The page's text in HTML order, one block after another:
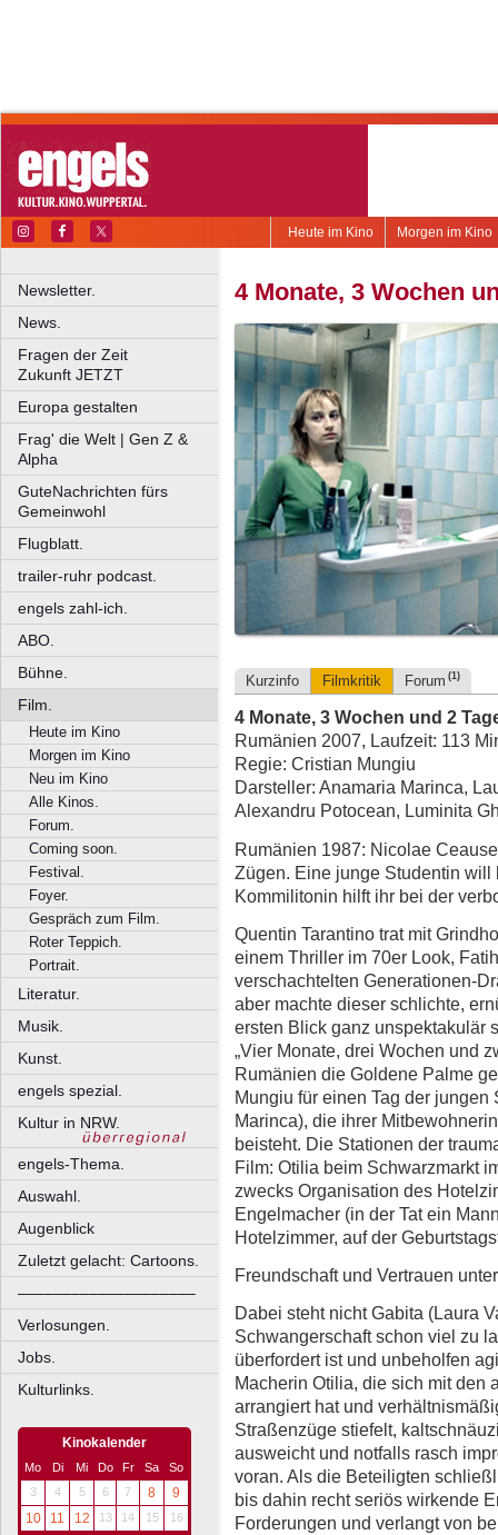
Morgen im Kino
Heute im Kino
Newsletter.
News.
Fragen der Zeit
Zukunft JETZT
Europa gestalten
Frag' die Welt | Gen Z &
Alpha
GuteNachrichten fürs
Gemeinwohl
Flugblatt.
trailer-ruhr podcast.
engels zahl-ich.
ABO.
Bühne.
Film.
Heute im Kino
Morgen im Kino
Neu im Kino
Alle Kinos.
Forum.
Coming soon.
Festival.
Foyer.
Gespräch zum Film.
Roter Teppich.
Portrait.
Literatur.
Musik.
Kunst.
engels spezial.
Kultur in NRW.
engels-Thema.
Auswahl.
Augenblick
Zuletzt gelacht: Cartoons.
––––––––––––––––––––
Verlosungen.
Jobs.
Kulturlinks.
Kinokalender
Mo Di Mi Do Fr Sa
So
3
4 5 6 7 8
9
10
11 12 13 14 15 16
4 Monate, 3 Wochen
Kurzinfo Filmkritik Forum (1)
4 Monate, 3 Wochen und 2
Rumänien 2007, Laufzeit: 113
Regie: Cristian Mungiu
Darsteller: Anamaria Marinca,
Alexandru Potocean, Luminita
Rumänien 1987: Nicolae
Zügen. Eine junge Studentin
Kommilitonin hilft ihr bei der
Quentin Tarantino trat mit
einem Thriller im 70er Look,
verschachtelten Generationen-
aber machte dieser schlichte,
ersten Blick ganz unspektakulär
„Vier Monate, drei Wochen und
Rumänien die Goldene Palme
Mungiu für einen Tag der
Marinca), die ihrer
beisteht. Die Stationen der
Film: Otilia beim Schwarzmarkt
zwecks Organisation des
Engelmacher (in der Tat ein
Hotelzimmer, auf der
Freundschaft und Vertrauen
Dabei steht nicht Gabita (Laura
Schwangerschaft schon viel zu
überfordert ist und unbeholfen
Macherin Otilia, die sich mit den
arrangiert hat und
Straßenzüge stiefelt,
ausweicht und notfalls rasch
voran. Als die Beteiligten
bis dahin recht seriös wirkende
Forderungen und verlangt von